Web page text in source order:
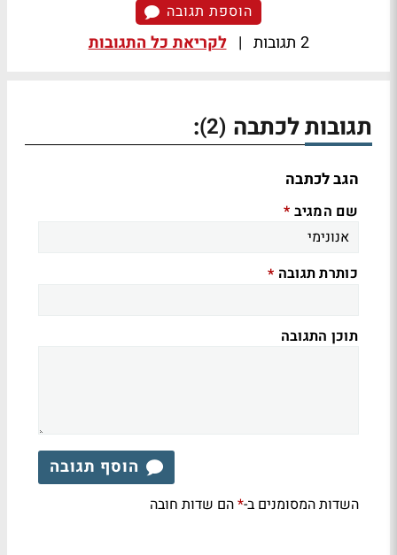
הוספת תגובה
2 תגובות | לקריאת כל התגובות
תגובות לכתבה (2)
:
הגב לכתבה
שם המגיב *
כותרת תגובה *
תוכן התגובה
הוסף תגובה
השדות המסומנים ב-*הם שדות חובה